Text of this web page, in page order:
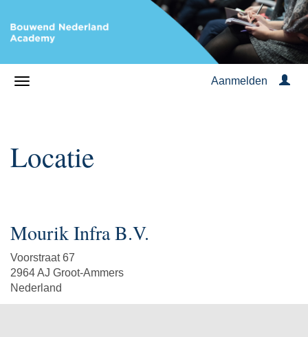
Aanmelden
Locatie
Mourik Infra B.V.
Voorstraat 67
2964 AJ Groot-Ammers
Nederland